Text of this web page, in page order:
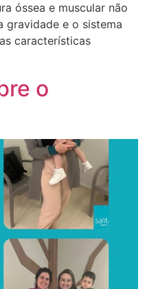
óssea e muscular não
gravidade e o sistema
características
o